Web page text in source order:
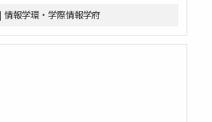
報学環・学際情報学府